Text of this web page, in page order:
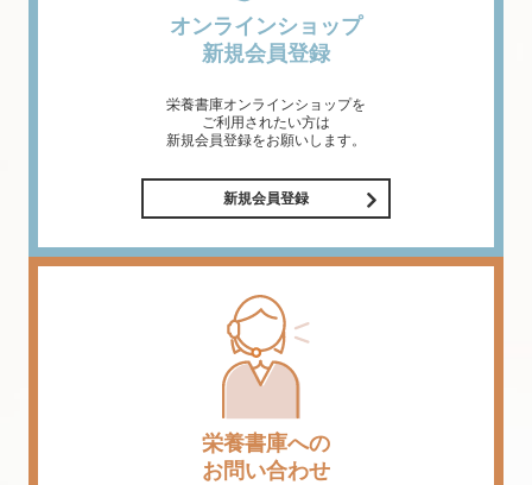
オンラインショップ
新規会員登録
栄養書庫オンラインショップを
ご利用されたい方は
新規会員登録をお願いします。
新規会員登録
栄養書庫への
お問い合わせ